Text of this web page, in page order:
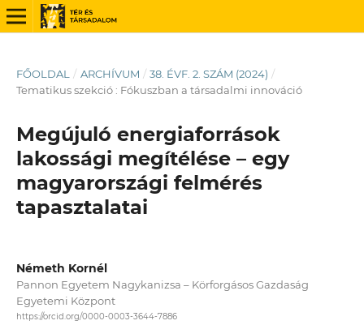
FŐOLDAL / ARCHÍVUM / 38. ÉVF. 2. SZÁM (2024) /
Tematikus szekció : Fókuszban a társadalmi innováció
Megújuló energiaforrások
lakossági megítélése – egy
magyarországi felmérés
tapasztalatai
Németh Kornél
Pannon Egyetem Nagykanizsa – Körforgásos Gazdaság
Egyetemi Központ
https://orcid.org/0000-0003-3644-7886